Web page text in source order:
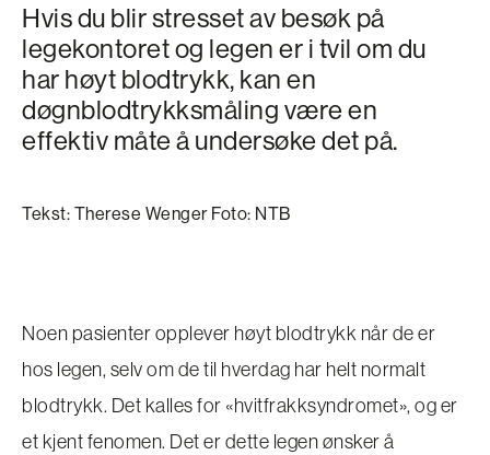
Hvis du blir stresset av besøk på
legekontoret og legen er i tvil om du
har høyt blodtrykk, kan en
døgnblodtrykksmåling være en
effektiv måte å undersøke det på.
Tekst: Therese Wenger Foto: NTB
Noen pasienter opplever høyt blodtrykk når de er
hos legen, selv om de til hverdag har helt normalt
blodtrykk. Det kalles for «hvitfrakksyndromet», og er
et kjent fenomen. Det er dette legen ønsker å